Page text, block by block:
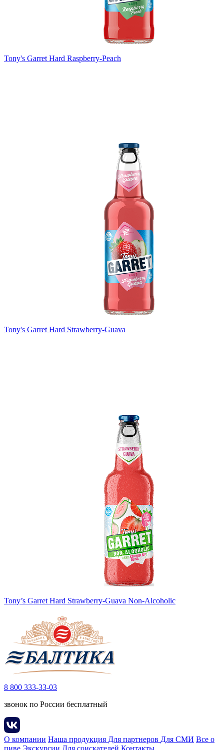
Tony's Garret Hard Raspberry-Peach
Tony's Garret Hard Strawberry-Guava
Tony’s Garret Hard Strawberry-Guava Non-Alcoholic
8 800 333-33-03
звонок по России бесплатный
О компании Наша продукция Для партнеров Для СМИ Все о
пиве Экскурсии Для соискателей Контакты